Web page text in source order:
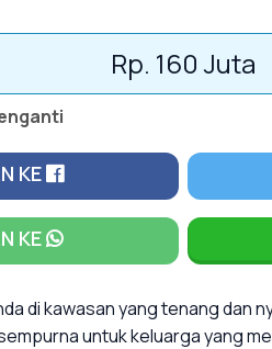
Rp. 160 Juta
KE
KE
di kawasan yang tenang dan
untuk keluarga yang